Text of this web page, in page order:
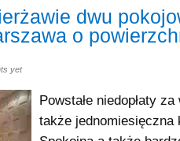
dwu
o
yet
Powstałe niedopłaty
także jednomiesięczna